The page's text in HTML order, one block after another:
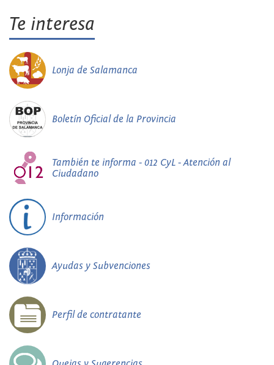
Te interesa
Lonja de Salamanca
Boletín Oficial de la Provincia
También te informa - 012 CyL - Atención al
Ciudadano
Información
Ayudas y Subvenciones
Perfil de contratante